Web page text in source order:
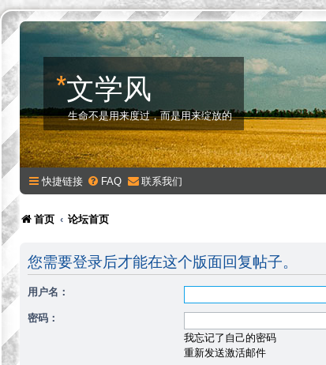
*文学风
生命不是用来度过，而是用来绽放的
快捷链接 FAQ 联系我们
首页 论坛首页
您需要登录后才能在这个版面回复帖子。
用户名：
密码：
我忘记了自己的密码
重新发送激活邮件